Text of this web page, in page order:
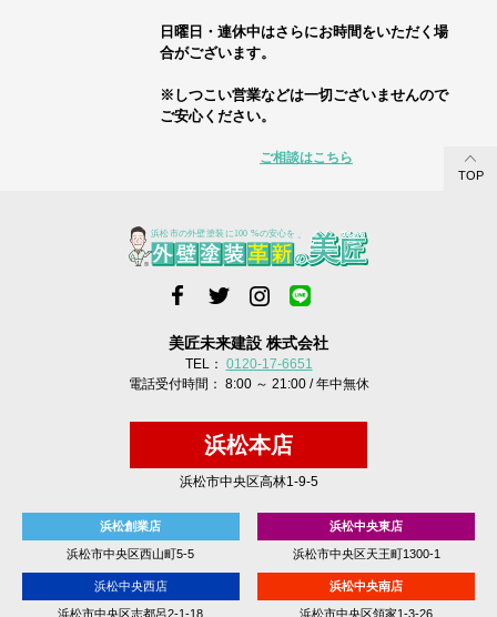
日曜日・連休中はさらにお時間をいただく場
合がございます。
※しつこい営業などは一切ございませんので
ご安心ください。
ご相談はこちら
TOP
美匠未来建設 株式会社
TEL： 0120-17-6651
電話受付時間： 8:00 ～ 21:00 / 年中無休
浜松本店
浜松市中央区高林1-9-5
浜松創業店
浜松市中央区西山町5-5
浜松中央東店
浜松市中央区天王町1300-1
浜松中央西店
浜松市中央区志都呂2-1-18
浜松中央南店
浜松市中央区領家1-3-26